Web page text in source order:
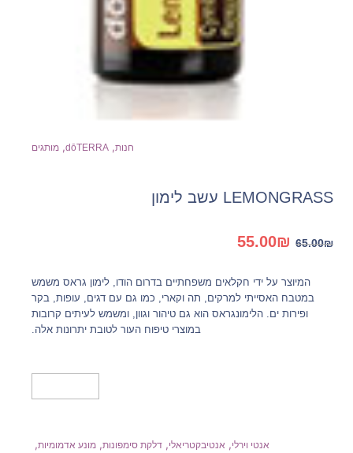
חנות,
dōTERRA
, מותגים
LEMONGRASS עשב לימון
65.00₪
המחיר
היה:
65.00₪.
55.00₪
הוא:
55.00₪.
המיוצר על ידי חקלאים משפחתיים בדרום הודו, לימון גראס משמש
במטבח האסייתי למרקים, תה וקארי, כמו גם עם דגים, עופות, בקר
ופירות ים. הלימונגראס הוא גם טיהור וגוון, ומשמש לעיתים קרובות
במוצרי טיפוח העור לטובת יתרונות אלה.
אנטי וירלי, אנטיבקטריאלי, דלקת סימפונות, מונע אדמומיות,